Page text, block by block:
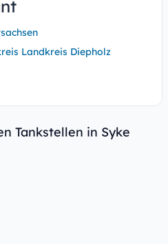
Landkreis Diepholz
Tankstellen in Syke